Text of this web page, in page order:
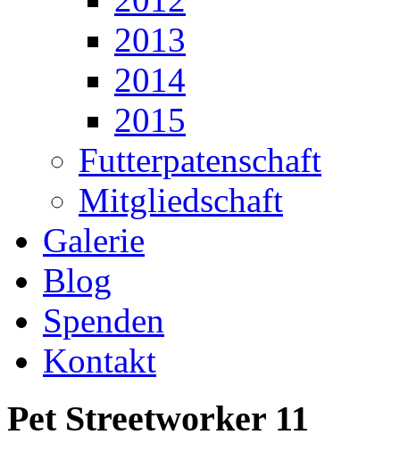
2013
2014
2015
Futterpatenschaft
Mitgliedschaft
Galerie
Blog
Spenden
Kontakt
Pet Streetworker 11